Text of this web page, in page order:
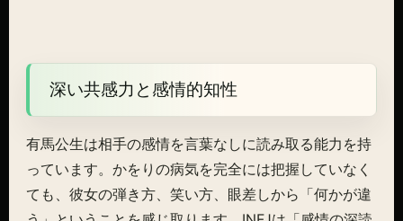
深い共感力と感情的知性
有馬公生は相手の感情を言葉なしに読み取る能力を持
っています。かをりの病気を完全には把握していなく
ても、彼女の弾き方、笑い方、眼差しから「何かが違